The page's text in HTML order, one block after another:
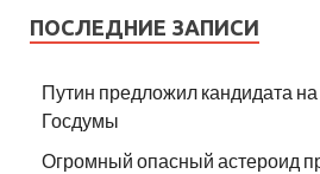
ПОСЛЕДНИЕ ЗАПИСИ
Путин предложил кандидата на
Госдумы
Огромный опасный астероид